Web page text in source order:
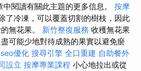
閱讀有關此主題的更多信息。 按摩
了冷凍，可以覆蓋切割的樹枝，因此
無花果。 新竹整復服務 收穫無花果
可能少地對待成熟的果實以避免瘀
seo優化 搜尋引擎 全口重建 自助餐外
設立 按摩專業課程 小心地拉出或從